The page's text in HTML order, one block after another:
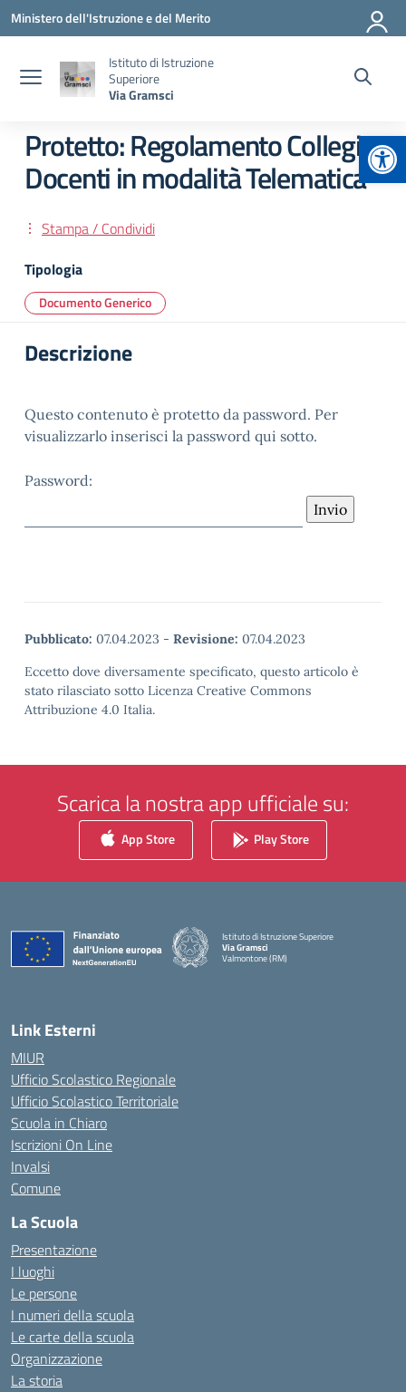
Vai ai contenuti
Vai al menu di navigazione
Vai al footer
Ministero dell'Istruzione e del Merito
Istituto di Istruzione
Superiore
Via Gramsci
Protetto: Regolamento Collegio
Docenti in modalità Telematica
Stampa / Condividi
Tipologia
Documento Generico
Descrizione
Questo contenuto è protetto da password. Per
visualizzarlo inserisci la password qui sotto.
Password:
Pubblicato: 07.04.2023 - Revisione: 07.04.2023
Eccetto dove diversamente specificato, questo articolo è
stato rilasciato sotto Licenza Creative Commons
Attribuzione 4.0 Italia.
Scarica la nostra app ufficiale su:
App Store Play Store
Istituto di Istruzione Superiore
Via Gramsci
Valmontone (RM)
Link Esterni
MIUR
Ufficio Scolastico Regionale
Ufficio Scolastico Territoriale
Scuola in Chiaro
Iscrizioni On Line
Invalsi
Comune
La Scuola
Presentazione
I luoghi
Le persone
I numeri della scuola
Le carte della scuola
Organizzazione
La storia